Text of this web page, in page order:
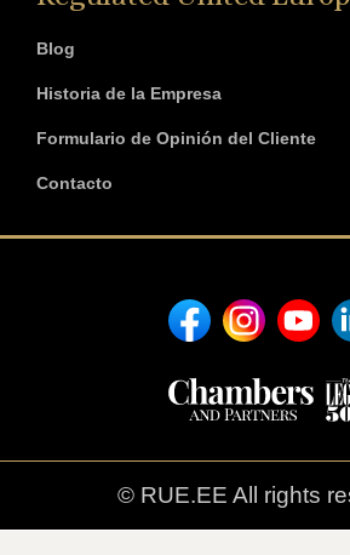
Blog
Historia de la Empresa
Formulario de Opinión del Cliente
Contacto
© RUE.EE All rights